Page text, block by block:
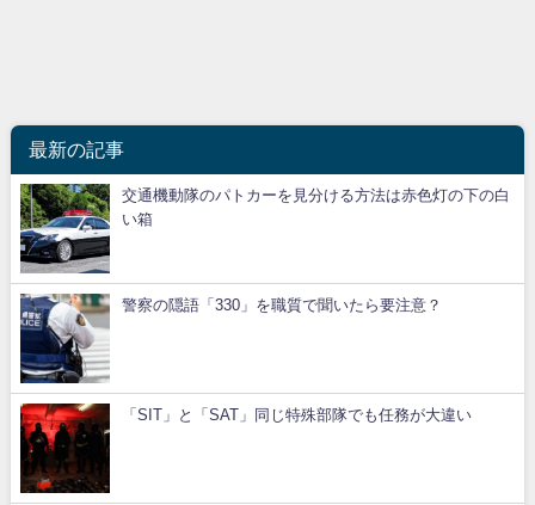
最新の記事
交通機動隊のパトカーを見分ける方法は赤色灯の下の白
い箱
警察の隠語「330」を職質で聞いたら要注意？
「SIT」と「SAT」同じ特殊部隊でも任務が大違い